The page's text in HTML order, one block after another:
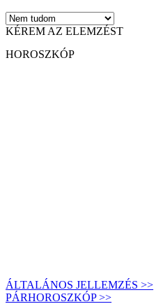
KÉREM AZ ELEMZÉST
HOROSZKÓP
ÁLTALÁNOS JELLEMZÉS >>
PÁRHOROSZKÓP >>